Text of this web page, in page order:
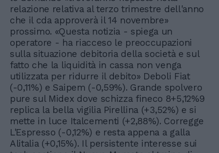
relazione relativa al terzo trimestre dell'anno
che il cda approverà il 14 novembre»
prossimo. «Questa notizia - spiega un
operatore - ha riacceso le preoccupazioni
sulla situazione debitoria della società e sul
fatto che la liquidità in cassa non venga
utilizzata per ridurre il debito» Deboli Fiat
(-0,11%) e Saipem (-0,59%). Grande spolvero
pure sul Midex dove schizza fineco 8+5,12%9
replica la bella vigilia Pirellina (+3,52%) e si
mette in luce Italcementi (+2,88%). Corregge
L'Espresso (-0,12%) e resta appena a galla
Alitalia (+0,15%). Il persistente interesse sui